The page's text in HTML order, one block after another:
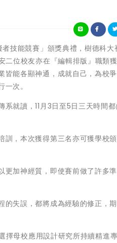
技能競賽」頒獎典禮，樹德科大
二位校友亦在『編輯排版』職類
皆能各顯神通，成就自己，為校
次。
就讀，11月3日至5日三天時間
訓，本次獲得第三名亦可獲學校
更加神經質，即使賽前做了許多
的失誤，都將成為經驗的修正，
擇母校應用設計研究所持續精進